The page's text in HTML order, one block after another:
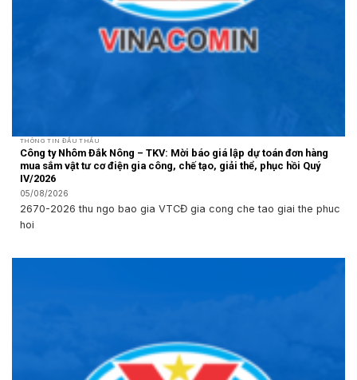
THÔNG TIN ĐẤU THẦU
Công ty Nhôm Đắk Nông – TKV: Mời báo giá lập dự toán đơn hàng
mua sắm vật tư cơ điện gia công, chế tạo, giải thể, phục hồi Quý
IV/2026
05/08/2026
2670-2026 thu ngo bao gia VTCĐ gia cong che tao giai the phuc
hoi